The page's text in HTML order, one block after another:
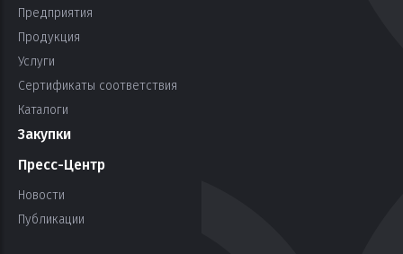
Предприятия
Продукция
Услуги
Сертификаты соответствия
Каталоги
Закупки
Пресс-Центр
Новости
Публикации